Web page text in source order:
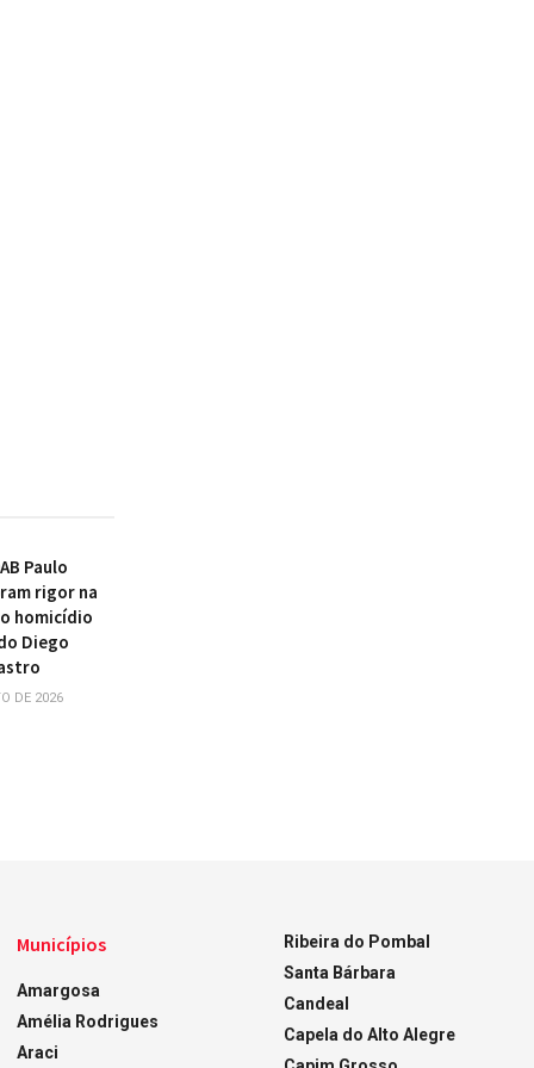
Paulo
rigor na
homicídio
Diego
DE 2026
Municípios
Amargosa
Amélia Rodrigues
Araci
Ribeira do Pombal
Santa Bárbara
Candeal
Capela do Alto Alegre